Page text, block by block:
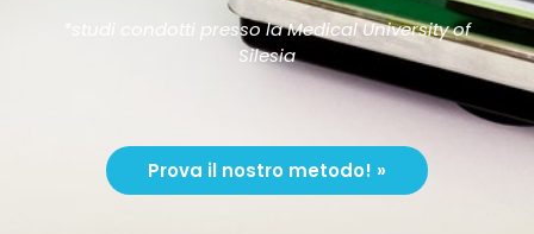
*studi condotti presso la Medical University of
Silesia
Prova il nostro metodo! »